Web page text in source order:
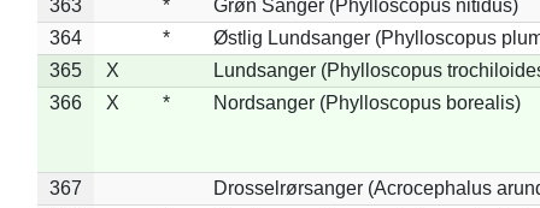
363
*
Grøn Sanger (Phylloscopus nitidus)
364
*
Østlig Lundsanger (Phylloscopus
365
X
Lundsanger (Phylloscopus
366
X * Nordsanger (Phylloscopus borealis)
367
Drosselrørsanger (Acrocephalus